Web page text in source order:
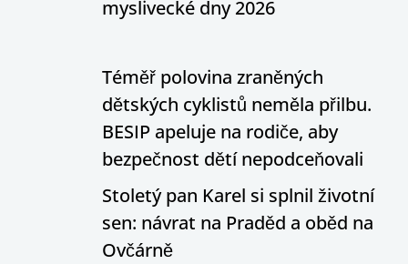
myslivecké dny 2026
Téměř polovina zraněných
dětských cyklistů neměla přilbu.
BESIP apeluje na rodiče, aby
bezpečnost dětí nepodceňovali
Stoletý pan Karel si splnil životní
sen: návrat na Praděd a oběd na
Ovčárně